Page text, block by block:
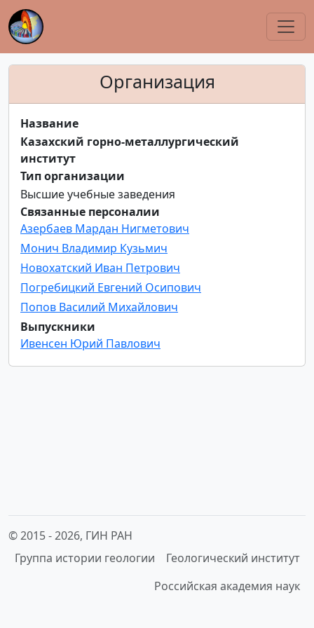
Организация
Название
Казахский горно-металлургический
институт
Тип организации
Высшие учебные заведения
Связанные персоналии
Азербаев Мардан Нигметович
Монич Владимир Кузьмич
Новохатский Иван Петрович
Погребицкий Евгений Осипович
Попов Василий Михайлович
Выпускники
Ивенсен Юрий Павлович
© 2015 -2026, ГИН РАН
Группа истории геологии
Геологический институт
Российская академия наук